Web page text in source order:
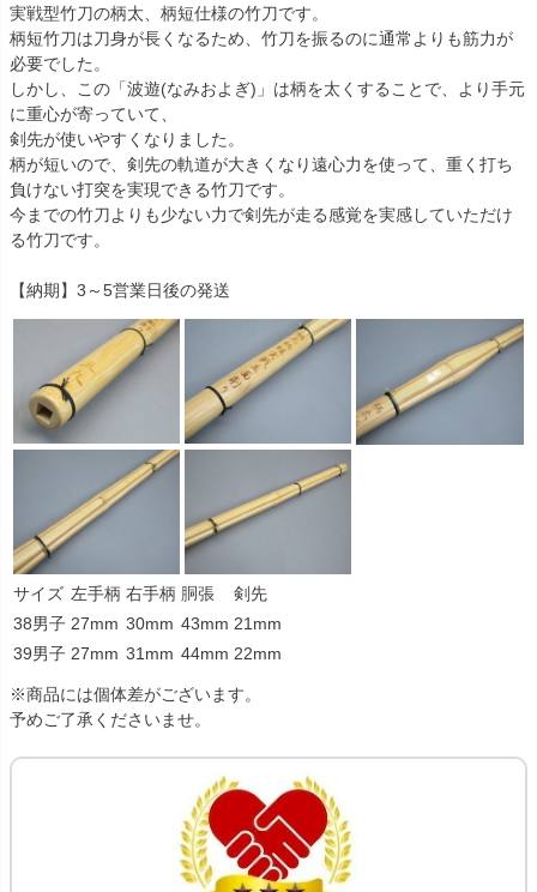
実戦型竹刀の柄太、柄短仕様の竹刀です。
柄短竹刀は刀身が長くなるため、竹刀を振るのに通常よりも筋力が
必要でした。
しかし、この「波遊(なみおよぎ)」は柄を太くすることで、より手元
に重心が寄っていて、
剣先が使いやすくなりました。
柄が短いので、剣先の軌道が大きくなり遠心力を使って、重く打ち
負けない打突を実現できる竹刀です。
今までの竹刀よりも少ない力で剣先が走る感覚を実感していただけ
る竹刀です。
【納期】3～5営業日後の発送
サイズ 左手柄 右手柄 胴張
剣先
38男子 27mm 30mm 43mm 21mm
39男子 27mm 31mm 44mm 22mm
※商品には個体差がございます。
予めご了承くださいませ。